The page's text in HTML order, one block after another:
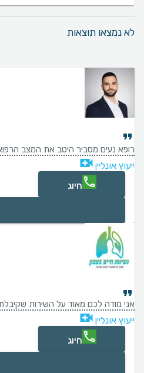
לא נמצאו תוצאות
רופא נעים מסביר היטב את המצב
ייעוץ אונליין
חיוג
אני מודה לכם מאוד על השירות
ייעוץ אונליין
חיוג